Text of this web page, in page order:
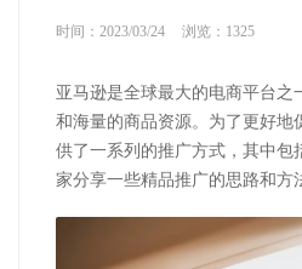
时间：2023/03/24 浏览： 1325
亚马逊是全球最大的电商平台之
和海量的商品资源。为了更好地
供了一系列的推广方式，其中包
家分享一些精品推广的思路和方